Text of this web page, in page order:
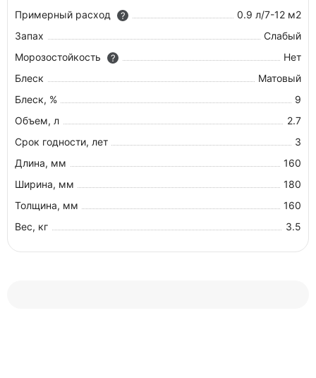
Примерный расход
?
0.9 л/7-12 м2
Запах
Слабый
Морозостойкость
?
Нет
Блеск
Матовый
Блеск, %
9
Объем, л
2.7
Срок годности, лет
3
Длина, мм
160
Ширина, мм
180
Толщина, мм
160
Вес, кг
3.5